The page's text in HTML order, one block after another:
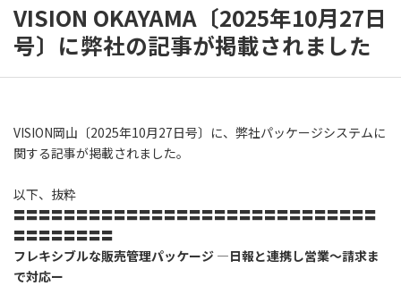
VISION OKAYAMA〔2025年10月27日
号〕に弊社の記事が掲載されました
VISION岡山〔2025年10月27日号〕に、弊社パッケージシステムに
関する記事が掲載されました。
以下、抜粋
〓〓〓〓〓〓〓〓〓〓〓〓〓〓〓〓〓〓〓〓〓〓〓〓〓〓〓〓〓
〓〓〓〓〓〓〓〓
フレキシブルな販売管理パッケージ ―日報と連携し営業～請求ま
で対応ー